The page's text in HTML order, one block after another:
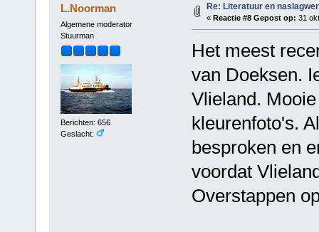
L.Noorman
Algemene moderator
Stuurman
Berichten: 656
Geslacht:
Re: Literatuur en
« Reactie #8 Gepost op: 31
Het meest
van Doeksen.
Vlieland.
kleurenfoto's.
besproken en
voordat
Overstappen